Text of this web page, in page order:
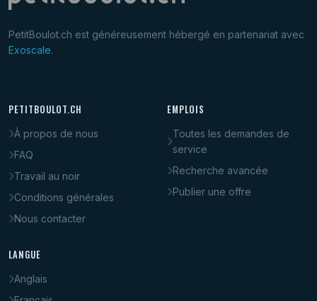
PetitBoulot.ch est généreusement hébergé en partenariat avec
Exoscale.
PETITBOULOT.CH
À propos de nous
FAQ
Travail au noir
Conditions générales
Nous contacter
EMPLOIS
Toutes les demandes de
service
Recherche avancée
Publier une offre
LANGUE
Anglais